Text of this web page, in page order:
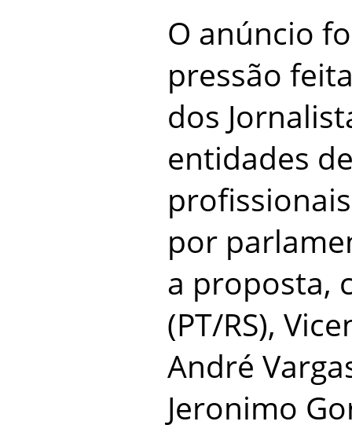
O anúncio
pressão
dos
entidades
por
a proposta,
(PT/RS),
André
Jeronimo